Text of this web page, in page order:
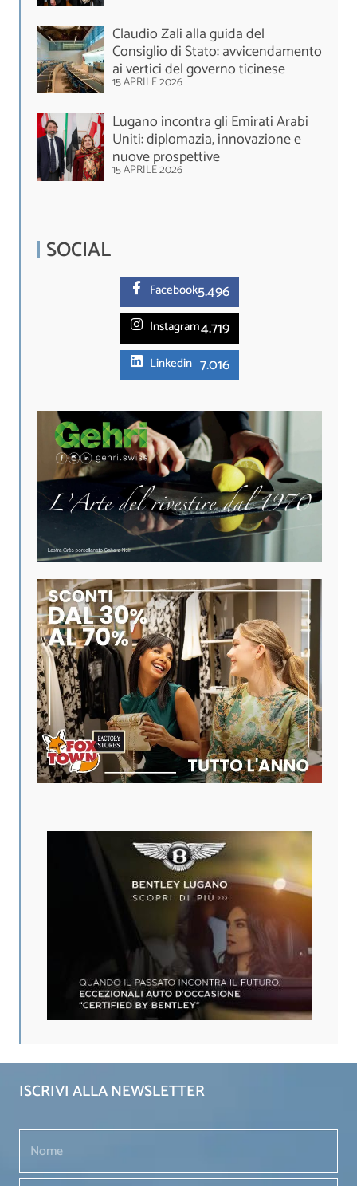
Claudio Zali alla guida del
Consiglio di Stato: avvicendamento
ai vertici del governo ticinese
15 APRILE 2026
Lugano incontra gli Emirati Arabi
Uniti: diplomazia, innovazione e
nuove prospettive
15 APRILE 2026
SOCIAL
Facebook5.496
Instagram4.719
Linkedin 7.016
ISCRIVI ALLA NEWSLETTER